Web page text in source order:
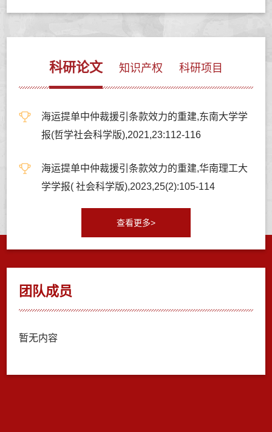
科研论文 知识产权 科研项目
海运提单中仲裁援引条款效力的重建,东南大学学
报(哲学社会科学版),2021,23:112-116
海运提单中仲裁援引条款效力的重建,华南理工大
学学报( 社会科学版),2023,25(2):105-114
查看更多>
团队成员
暂无内容